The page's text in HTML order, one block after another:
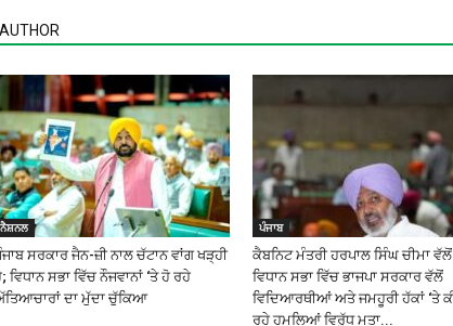
ਨੈਸ਼ਨਲ
ਸਰਕਾਰ ਜੈਨ-ਜ਼ੀ ਨਾਲ ਚੱਟਾਨ ਵਾਂਗ ਖੜ੍ਹੀ
ਵਿਧਾਨ ਸਭਾ ਵਿੱਚ ਨੌਜਵਾਨਾਂ ‘ਤੇ ਹੋ ਰਹੇ
ਦਾ ਮੁੱਦਾ ਚੁੱਕਿਆ
ਪੰਜਾਬ
ਕੈਬਨਿਟ ਮੰਤਰੀ ਹਰਪਾਲ ਸਿੰਘ ਚੀਮਾ
ਵਿਧਾਨ ਸਭਾ ਵਿੱਚ ਭਾਜਪਾ ਸਰਕਾਰ ਵੱਲੋਂ
ਵਿਦਿਆਰਥੀਆਂ ਅਤੇ ਜਮਹੂਰੀ ਹੱਕਾਂ ‘ਤੇ
ਰਹੇ ਹਮਲਿਆਂ ਵਿਰੁੱਧ ਮਤਾ...